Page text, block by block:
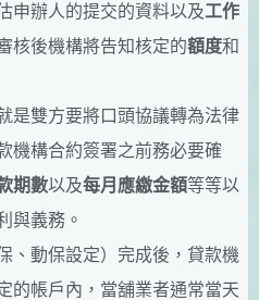
申辦人的提交的資料以及工作
核後機構將告知核定的額度和
是雙方要將口頭協議轉為法律
機構合約簽署之前務必要確
期數以及每月應繳金額等等以
與義務。
、動保設定）完成後，貸款機
的帳戶內，當舖業者通常當天